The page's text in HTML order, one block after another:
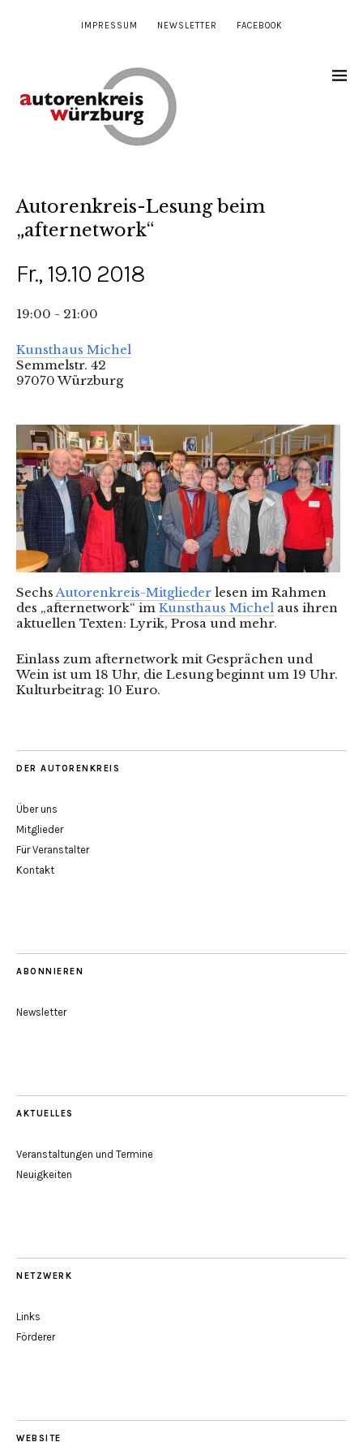
IMPRESSUM NEWSLETTER FACEBOOK
Autorenkreis-Lesung beim
„afternetwork“
Fr., 19.10 2018
19:00 - 21:00
Kunsthaus Michel
Semmelstr. 42
97070 Würzburg
SechsAutorenkreis-Mitglieder lesen im Rahmen
des „afternetwork“ im Kunsthaus Michel aus ihren
aktuellen Texten: Lyrik, Prosa und mehr.
Einlass zum afternetwork mit Gesprächen und
Wein ist um 18 Uhr, die Lesung beginnt um 19 Uhr.
Kulturbeitrag: 10 Euro.
DER AUTORENKREIS
Über uns
Mitglieder
Für Veranstalter
Kontakt
ABONNIEREN
Newsletter
AKTUELLES
Veranstaltungen und Termine
Neuigkeiten
NETZWERK
Links
Förderer
WEBSITE